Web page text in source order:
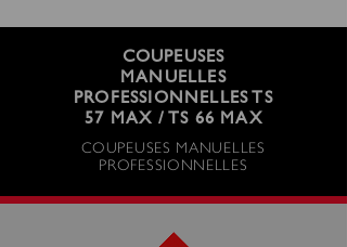
COUPEUSES
MANUELLES
PROFESSIONNELLES TS
57 MAX / TS 66 MAX
COUPEUSES MANUELLES
PROFESSIONNELLES